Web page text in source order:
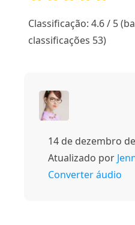
Classificação: 4.6 / 5
classificações 53)
14 de dezembro
Atualizado por
Converter áudio